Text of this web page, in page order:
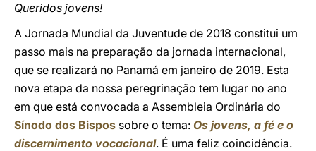
Queridos jovens!
A Jornada Mundial da Juventude de 2018 constitui um
passo mais na preparação da jornada internacional,
que se realizará no Panamá em janeiro de 2019. Esta
nova etapa da nossa peregrinação tem lugar no ano
em que está convocada a Assembleia Ordinária do
Sínodo dos Bispos sobre o tema: Os jovens, a fé e o
discernimento vocacional. É uma feliz coincidência.